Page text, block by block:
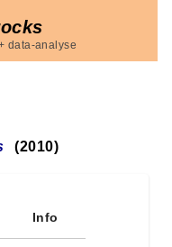
data-analyse
(2010)
Info